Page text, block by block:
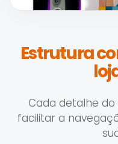
Estrutura
Cada detalhe
facilitar a